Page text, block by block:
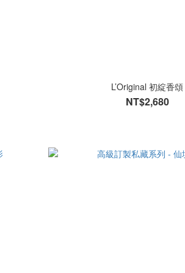
L’Original 初綻香頌
NT$2,680